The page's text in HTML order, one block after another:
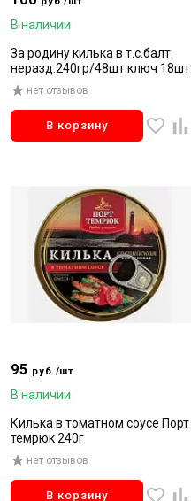
В наличии
За родину килька в т.с.балт.
неразд.240гр/48шт ключ 18шт
нет отзывов
В корзину
95 руб./шт
В наличии
Килька в томатном соусе Порт
темрюк 240г
нет отзывов
В корзину